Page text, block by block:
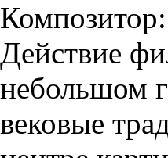
Действие
небольшом
вековые